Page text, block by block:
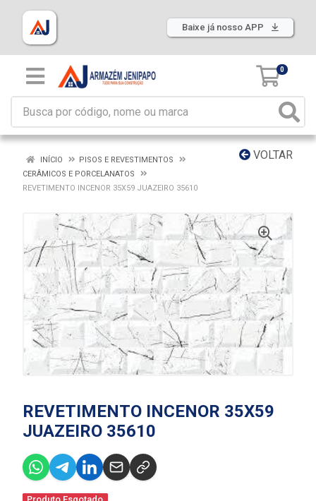
Baixe já nosso APP
0
VOLTAR
INÍCIO
PISOS E REVESTIMENTOS
CERÂMICOS E PORCELANATOS
REVETIMENTO INCENOR 35X59 JUAZEIRO 35610
REVETIMENTO INCENOR 35X59
JUAZEIRO 35610